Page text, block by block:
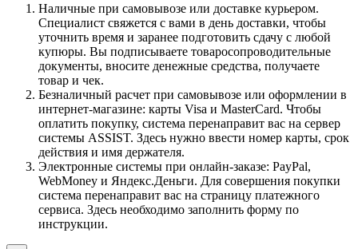
Наличные при самовывозе или доставке курьером.
Специалист свяжется с вами в день доставки, чтобы
уточнить время и заранее подготовить сдачу с любой
купюры. Вы подписываете товаросопроводительные
документы, вносите денежные средства, получаете
товар и чек.
Безналичный расчет при самовывозе или оформлении в
интернет-магазине: карты Visa и MasterCard. Чтобы
оплатить покупку, система перенаправит вас на сервер
системы ASSIST. Здесь нужно ввести номер карты, срок
действия и имя держателя.
Электронные системы при онлайн-заказе: PayPal,
WebMoney и Яндекс.Деньги. Для совершения покупки
система перенаправит вас на страницу платежного
сервиса. Здесь необходимо заполнить форму по
инструкции.